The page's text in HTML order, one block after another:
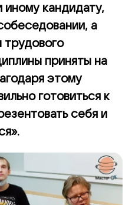
кандидату,
а
трудового
приняты на
этому
готовиться к
себя и